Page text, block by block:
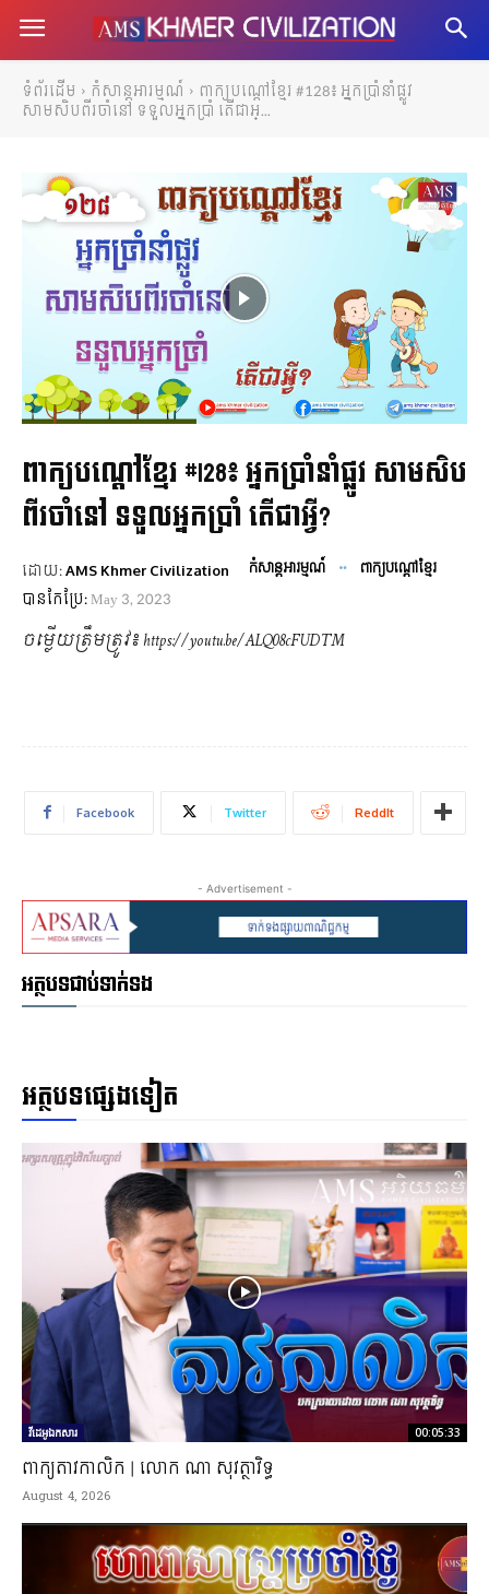
ទំព័រដើម កំសាន្តអារម្មណ៍ ពាក្យបណ្តៅខ្មែរ #128៖ អ្នកប្រាំនាំផ្លូវ
សាមសិបពីរចាំនៅ ទទួលអ្នកប្រាំ តើជាអ្...
ពាក្យបណ្តៅខ្មែរ #128៖ អ្នកប្រាំនាំផ្លូវ សាមសិប
ពីរចាំនៅ ទទួលអ្នកប្រាំ តើជាអ្វី?
ដោយ:AMS Khmer Civilization កំសាន្តអារម្មណ៍ ពាក្យបណ្ដៅខ្មែរ
បានកែប្រែ:May 3, 2023
ចម្លើយត្រឹមត្រូវ៖ https://youtu.be/ALQ08cFUDTM
Facebook Twitter ReddIt
- Advertisement -
អត្ថបទជាប់ទាក់ទង
អត្ថបទផ្សេងទៀត
វីដេអូឯកសារ 00:05:33
ពាក្យតាវកាលិក | លោក ណា សុវត្ថាវិទ្ធ
August 4, 2026